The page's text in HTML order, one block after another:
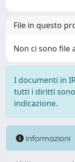
File in questo
Non ci sono file
I documenti in
tutti i diritti
indicazione.
Informazioni